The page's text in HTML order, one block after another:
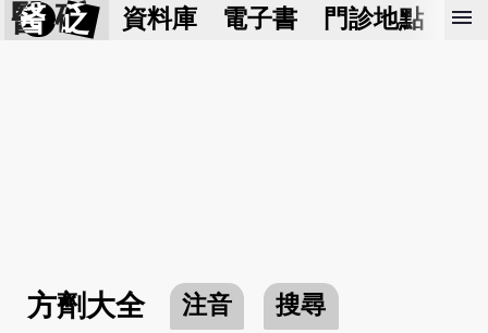
醫 砭 資料庫 電子書 門診地點 預
menu
方劑大全 注音 搜尋